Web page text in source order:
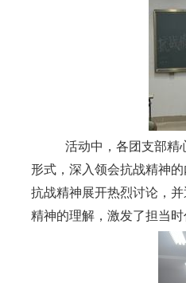
活动中，各团支部精
形式，深入领会抗战精神
抗战精神展开热烈讨论，
精神的理解，激发了担当